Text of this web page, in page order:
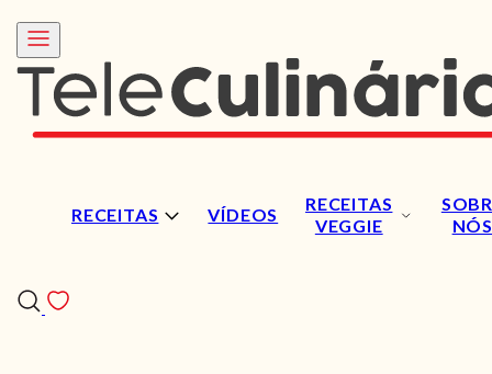
RECEITAS VÍDEOS
RECEITAS
VEGGIE
NÓS